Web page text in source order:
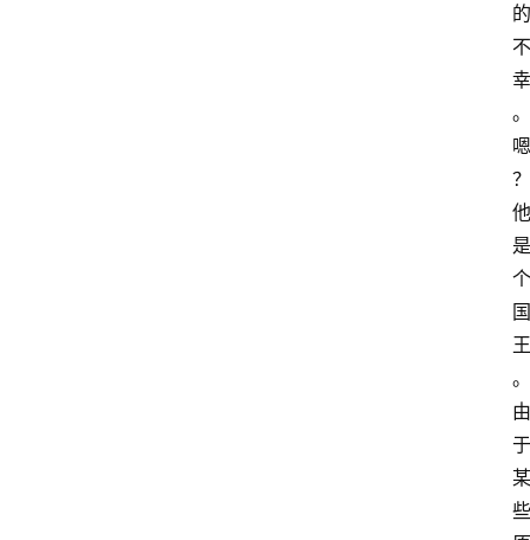
的
不
幸
。
嗯
？
他
是
个
国
王
。
由
于
某
些